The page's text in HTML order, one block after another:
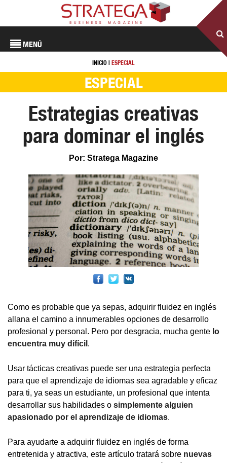
MENÚ
INICIO | ESPECIAL
ESPECIAL
Estrategias creativas
para dominar el inglés
Por: Stratega Magazine
Como es probable que ya sepas, adquirir fluidez en inglés
allana el camino a innumerables opciones de desarrollo
profesional y personal. Pero por desgracia, mucha gente lo
encuentra muy difícil .
Usar tácticas creativas puede ser una estrategia perfecta
para que el aprendizaje de idiomas sea agradable y eficaz
para ti, ya seas un estudiante, un profesional que intenta
desarrollar sus habilidades o simplemente alguien
apasionado por el aprendizaje de idiomas.
Para ayudarte a adquirir fluidez en inglés de forma
entretenida y atractiva, este artículo tratará sobre nuevas